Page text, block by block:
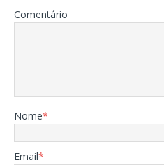
Comentário
Nome*
Email*